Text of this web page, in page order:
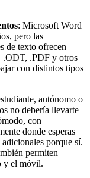
: Microsoft Word
pero las
de texto ofrecen
.ODT, .PDF y otros
con distintos tipos
autónomo o
no debería llevarte
con
donde esperas
porque sí.
permiten
y el móvil.